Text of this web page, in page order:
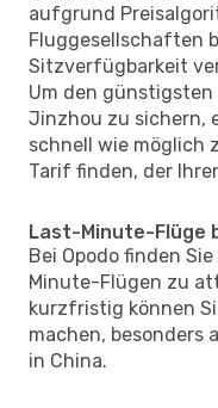
aufgrund
Fluggesellschaften
Sitzverfügbarkeit
Um den
Jinzhou zu sichern,
schnell wie möglich
Tarif finden, der
Last-Minute-Flüge
Bei Opodo finden
Minute-Flügen zu
kurzfristig können
machen, besonders
in China.